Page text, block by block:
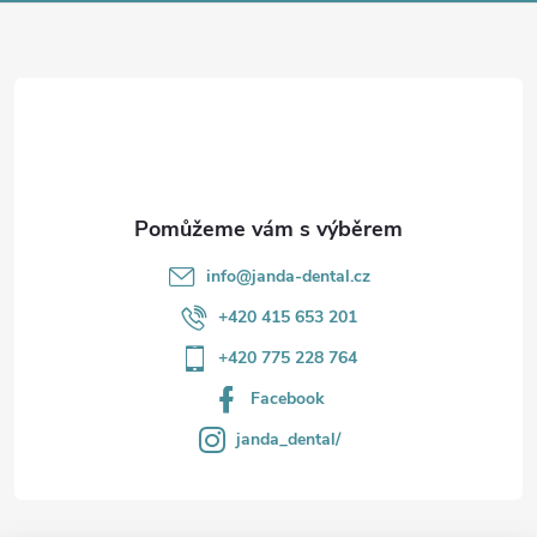
a
info@janda-dental.cz
+420 415 653 201
+420 775 228 764
Facebook
janda_dental/